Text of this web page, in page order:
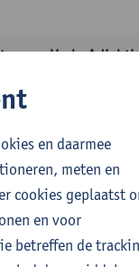
Verb,
Raum
en daarmee
meten en
cookies geplaatst
en voor
betreffen de